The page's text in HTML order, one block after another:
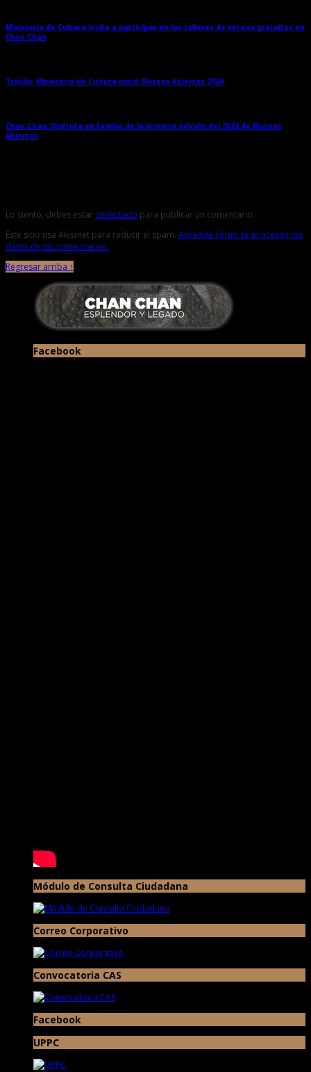
Ministerio de Cultura invita a participar en los talleres de verano gratuitos en
Chan Chan
Trujillo: Ministerio de Cultura inició Museos Abiertos 2024
Chan Chan: Disfruta en familia de la primera edición del 2024 de Museos
Abiertos
Lo siento, debes estar conectado para publicar un comentario.
Este sitio usa Akismet para reducir el spam. Aprende cómo se procesan los
datos de tus comentarios.
Regresar arriba ↑
Facebook
Módulo de Consulta Ciudadana
Correo Corporativo
Convocatoria CAS
Facebook
UPPC